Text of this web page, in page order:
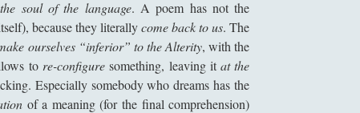
soul of the language. A poem has not the
because they literallycome back to us. The
ourselves “inferior” to the Alterity, with the
to re-configure something, leaving itat the
Especially somebody who dreams has the
of a meaning (for the final comprehension)